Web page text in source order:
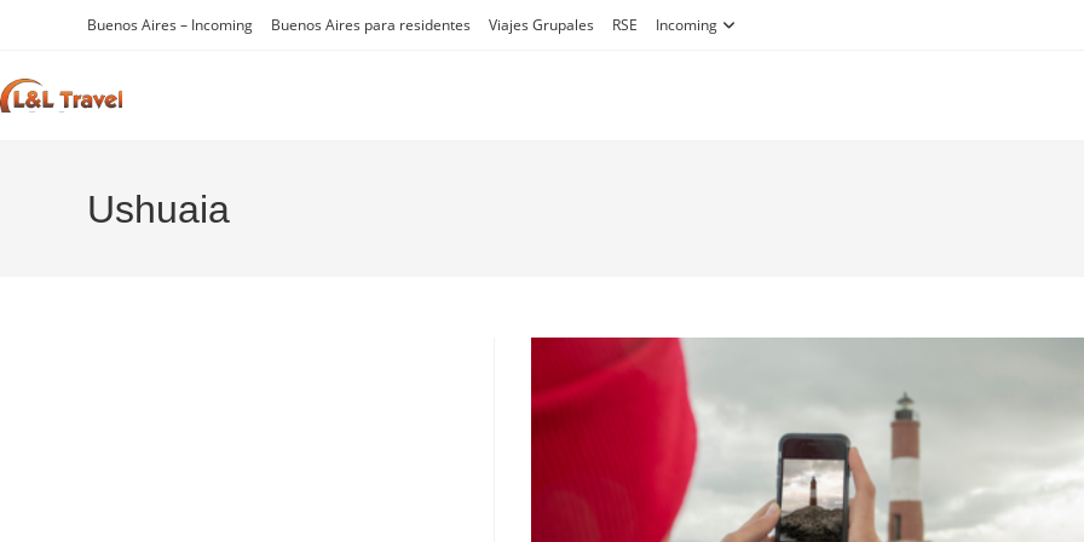
contenido
Buenos Aires – Incoming Buenos Aires para residentes Viajes Grupales RSE Incoming
Ushuaia